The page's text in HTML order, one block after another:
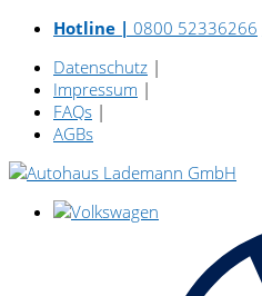
Hotline | 0800 52336266
Datenschutz |
Impressum |
FAQs |
AGBs